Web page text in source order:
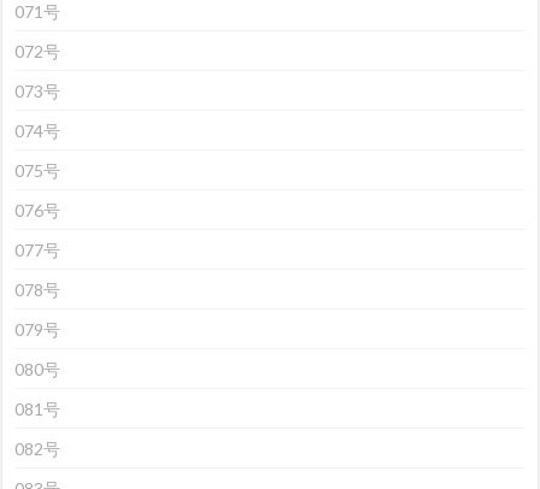
071号
072号
073号
074号
075号
076号
077号
078号
079号
080号
081号
082号